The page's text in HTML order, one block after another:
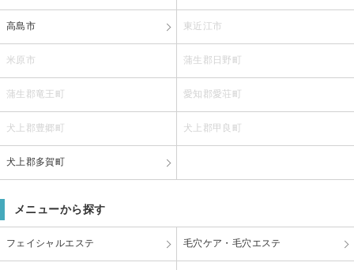
高島市 東近江市
米原市 蒲生郡日野町
蒲生郡竜王町 愛知郡愛荘町
犬上郡豊郷町 犬上郡甲良町
犬上郡多賀町
メニューから探す
フェイシャルエステ 毛穴ケア・毛穴エステ